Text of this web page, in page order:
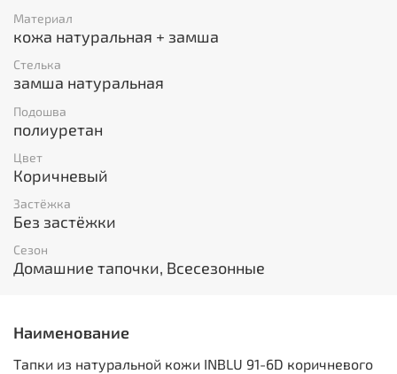
Материал
кожа натуральная + замша
Стелька
замша натуральная
Подошва
полиуретан
Цвет
Коричневый
Застёжка
Без застёжки
Сезон
Домашние тапочки, Всесезонные
Наименование
Тапки из натуральной кожи INBLU 91-6D коричневого